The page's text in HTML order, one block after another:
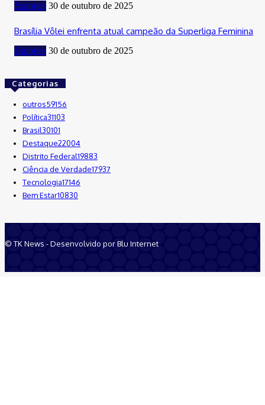
Esportes 30 de outubro de 2025
Brasília Vôlei enfrenta atual campeão da Superliga Feminina
Esportes 30 de outubro de 2025
Categorias
outros59156
Política31103
Brasil30101
Destaque22004
Distrito Federal19883
Ciência de Verdade17937
Tecnologia17146
Bem Estar10830
© TK News - Desenvolvido por Blu Internet